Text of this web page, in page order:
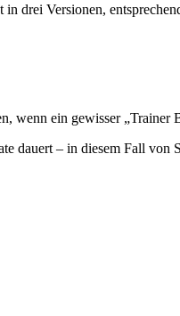
drei Versionen,
wenn ein gewisser „Trainer
dauert – in diesem Fall